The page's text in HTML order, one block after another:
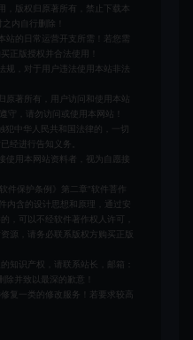
，版权归原著所有，禁止下载本
内自行删除！
的日常运营开支所需！若您需
正版授权并合法使用！
规，对于用户违法使用本站非法
原著所有，用户访问和使用本站
守，请勿访问或使用本网站！
中华人民共和国法律的，一切
经进行告知义务。
使用本网站资料者，视为自愿接
件保护条例》第二章"软件菩作
内含的设计思想和原理，通过安
，可以不经软件著作权人许可，
源，请务必联系版权方购买正版
知识产权，请联系站长，邮箱：
并致以最深的歉意！
复一类的修改服务！若要求较高